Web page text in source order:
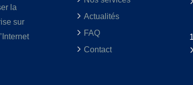
la
sur
Actualités
FAQ
Contact